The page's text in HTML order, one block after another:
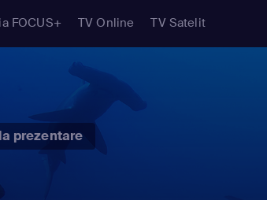
FOCUS+ TV Online TV Satelit
prezentare